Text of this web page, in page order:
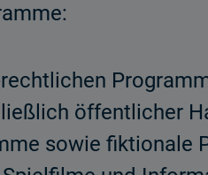
öffentlicher
sowie fiktionale